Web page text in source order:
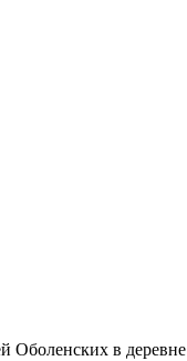
Оболенских в деревне